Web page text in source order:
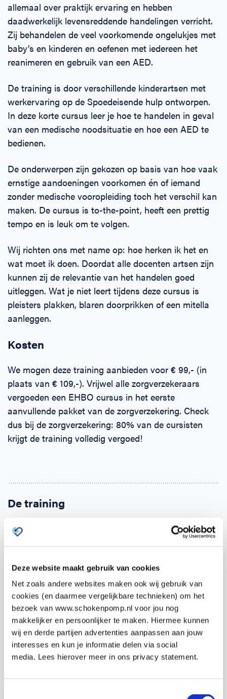
Deze website maakt gebruik van cookies
Net zoals andere websites maken ook wij gebruik van
cookies (en daarmee vergelijkbare technieken) om het
bezoek van www.schokenpomp.nl voor jou nog
makkelijker en persoonlijker te maken. Hiermee kunnen
wij en derde partijen advertenties aanpassen aan jouw
interesses en kun je informatie delen via social
media. Lees hierover meer in ons privacy statement.
allemaal over praktijk ervaring en hebben
daadwerkelijk levensreddende handelingen verricht.
Zij behandelen de veel voorkomende ongelukjes met
baby’s en kinderen en oefenen met iedereen het
reanimeren en gebruik van een AED.
De training is door verschillende kinderartsen met
werkervaring op de Spoedeisende hulp ontworpen.
In deze korte cursus leer je hoe te handelen in geval
van een medische noodsituatie en hoe een AED te
bedienen.
De onderwerpen zijn gekozen op basis van hoe vaak
ernstige aandoeningen voorkomen én of iemand
zonder medische vooropleiding toch het verschil kan
maken. De cursus is to-the-point, heeft een prettig
tempo en is leuk om te volgen.
Wij richten ons met name op: hoe herken ik het en
wat moet ik doen. Doordat alle docenten artsen zijn
kunnen zij de relevantie van het handelen goed
uitleggen. Wat je niet leert tijdens deze cursus is
pleisters plakken, blaren doorprikken of een mitella
aanleggen.
Kosten
We mogen deze training aanbieden voor € 99,- (in
plaats van € 109,-). Vrijwel alle zorgverzekeraars
vergoeden een EHBO cursus in het eerste
aanvullende pakket van de zorgverzekering. Check
dus bij de zorgverzekering: 80% van de cursisten
krijgt de training volledig vergoed!
De training
De training bestaat uit 2 delen.
learning. Deze kun je alvast zelf online doornemen.
Hierin komen alle onderwerpen aan bod en kun je de
theorie eigen maken.
Het tweede deel is de praktijktraining van19:00 –
22:00 uuropMerwedestraat 2, Alkmaarop
woensdag 18 maart 2026.